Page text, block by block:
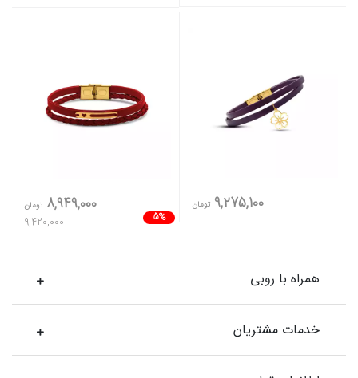
9,275,100 تومان
5%
8,949,000 تومان
9,420,000
همراه با روبی
خدمات مشتریان